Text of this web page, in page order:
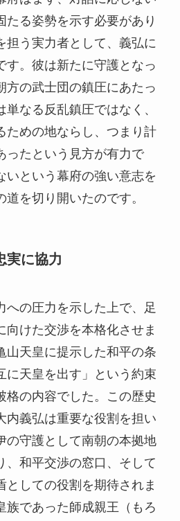
たる姿勢を示す必要があり
担う実力者として、義弘に
す。彼は新たに守護となっ
方の武士団の鎮圧にあたっ
なる反乱鎮圧ではなく、
ための地ならし、つまり計
ったという見方が有力で
いという幕府の強い意志を
を切り開いたのです。
実に協力
への圧力を示した上で、足
向けた交渉を本格化させま
山天皇に提示した和平の条
に天皇を出す」という約束
格の内容でした。この歴史
内義弘は重要な役割を担い
の守護として南朝の本拠地
、和平交渉の窓口、そして
としての役割を期待されま
族であった師成親王（もろ